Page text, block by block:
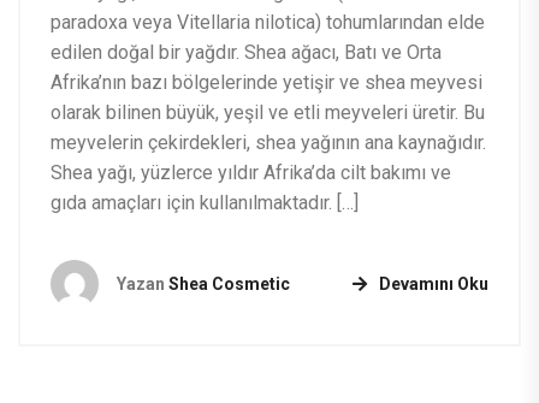
paradoxa veya Vitellaria nilotica) tohumlarından elde
edilen doğal bir yağdır. Shea ağacı, Batı ve Orta
Afrika’nın bazı bölgelerinde yetişir ve shea meyvesi
olarak bilinen büyük, yeşil ve etli meyveleri üretir. Bu
meyvelerin çekirdekleri, shea yağının ana kaynağıdır.
Shea yağı, yüzlerce yıldır Afrika’da cilt bakımı ve
gıda amaçları için kullanılmaktadır. […]
Yazan Shea Cosmetic Devamını Oku